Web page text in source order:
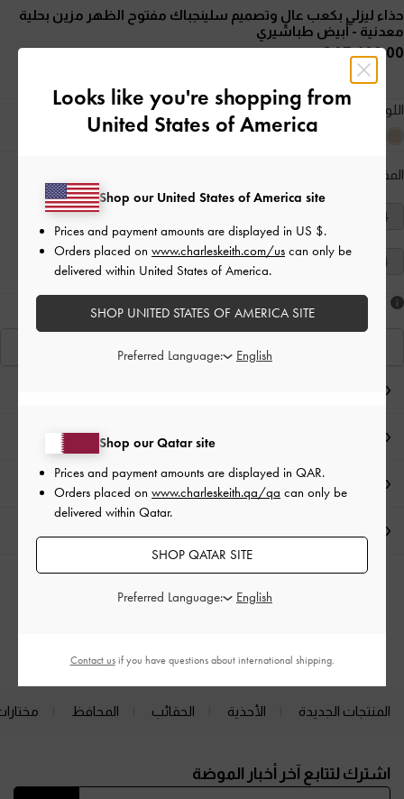
حذاء ليزلي بكعب عالٍ وتصميم سلينجباك مفتوح الظهر مزين بحلية
معدنية - أبيض طباشيري
400.00 QAR
اللون: أبيض طباشيري
المقاس:
34
40
41
42
هل أعجبكَ ما رأيت؟
عرض منتجاتٍ مشابهة
تفاصيل المنتج وتعليمات العناية
العروض الحصرية
الفئات ذات الصلة
المنتجات الجديدة الأحذية الحقائب المحافظ
اشترك لتتابع آخر أخبار الموضة
Looks like you're shopping from
United States of America
Shop our Qatar site
Prices and payment amounts are displayed in QAR.
Orders placed on www.charleskeith.qa/qa can only be
delivered within Qatar.
SHOP QATAR SITE
Preferred Language:
Shop our United States of America site
Prices and payment amounts are displayed in US $.
Orders placed on www.charleskeith.com/us can only be
delivered within United States of America.
SHOP UNITED STATES OF AMERICA SITE
Preferred Language:
Contact usif you have questions about international shipping.